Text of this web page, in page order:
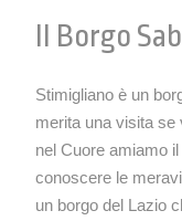
Il Borgo
Stimigliano è un
merita una visita se
nel Cuore amiamo
conoscere le
un borgo del Lazio